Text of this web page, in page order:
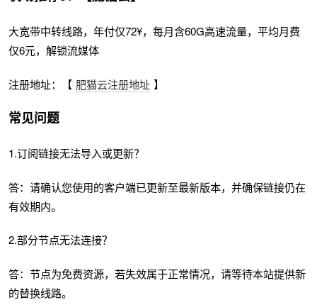
大宽带中转线路，年付仅72¥，每月含60G高速流量，平均月费
仅6元，解锁流媒体
注册地址：【 肥猫云注册地址 】
常见问题
1.订阅链接无法导入或更新？
答：请确认您使用的客户端已更新至最新版本，并确保链接仍在
有效期内。
2.部分节点无法连接？
答：节点为免费资源，若失效属于正常情况，请等待本站提供新
的替换线路。